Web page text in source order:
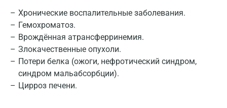
Хронические воспалительные заболевания.
Гемохроматоз.
Врождённая атрансферринемия.
Злокачественные опухоли.
Потери белка (ожоги, нефротический синдром,
синдром мальабсорбции).
Цирроз печени.
Альметьевск
Апрелевка
Армавир
Астрахань
Балашиха